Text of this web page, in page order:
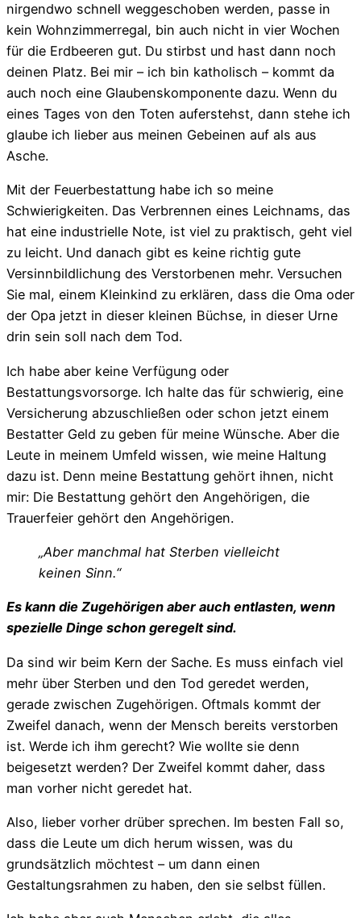
nirgendwo schnell weggeschoben werden, passe in
kein Wohnzimmerregal, bin auch nicht in vier Wochen
für die Erdbeeren gut. Du stirbst und hast dann noch
deinen Platz. Bei mir – ich bin katholisch – kommt da
auch noch eine Glaubenskomponente dazu. Wenn du
eines Tages von den Toten auferstehst, dann stehe ich
glaube ich lieber aus meinen Gebeinen auf als aus
Asche.
Mit der Feuerbestattung habe ich so meine
Schwierigkeiten. Das Verbrennen eines Leichnams, das
hat eine industrielle Note, ist viel zu praktisch, geht viel
zu leicht. Und danach gibt es keine richtig gute
Versinnbildlichung des Verstorbenen mehr. Versuchen
Sie mal, einem Kleinkind zu erklären, dass die Oma oder
der Opa jetzt in dieser kleinen Büchse, in dieser Urne
drin sein soll nach dem Tod.
Ich habe aber keine Verfügung oder
Bestattungsvorsorge. Ich halte das für schwierig, eine
Versicherung abzuschließen oder schon jetzt einem
Bestatter Geld zu geben für meine Wünsche. Aber die
Leute in meinem Umfeld wissen, wie meine Haltung
dazu ist. Denn meine Bestattung gehört ihnen, nicht
mir: Die Bestattung gehört den Angehörigen, die
Trauerfeier gehört den Angehörigen.
„Aber manchmal hat Sterben vielleicht
keinen Sinn.“
Es kann die Zugehörigen aber auch entlasten, wenn
spezielle Dinge schon geregelt sind.
Da sind wir beim Kern der Sache. Es muss einfach viel
mehr über Sterben und den Tod geredet werden,
gerade zwischen Zugehörigen. Oftmals kommt der
Zweifel danach, wenn der Mensch bereits verstorben
ist. Werde ich ihm gerecht? Wie wollte sie denn
beigesetzt werden? Der Zweifel kommt daher, dass
man vorher nicht geredet hat.
Also, lieber vorher drüber sprechen. Im besten Fall so,
dass die Leute um dich herum wissen, was du
grundsätzlich möchtest – um dann einen
Gestaltungsrahmen zu haben, den sie selbst füllen.